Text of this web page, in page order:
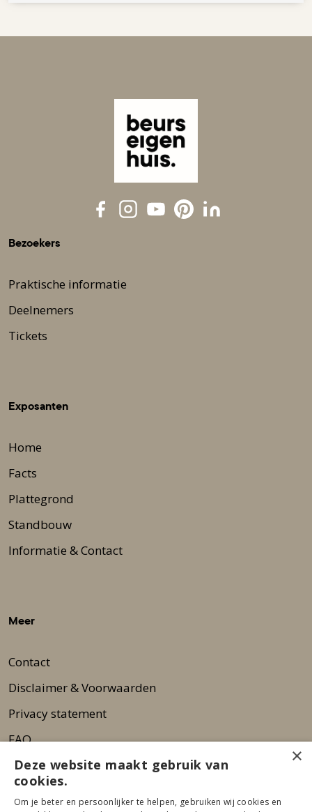
Bezoekers
Praktische informatie
Deelnemers
Tickets
Exposanten
Home
Facts
Plattegrond
Standbouw
Informatie & Contact
Meer
Contact
Disclaimer & Voorwaarden
Privacy statement
FAQ
Wie zijn wij?
Nieuwsbrief
×
Deze website maakt gebruik van
cookies.
Om je beter en persoonlijker te helpen, gebruiken wij cookies en